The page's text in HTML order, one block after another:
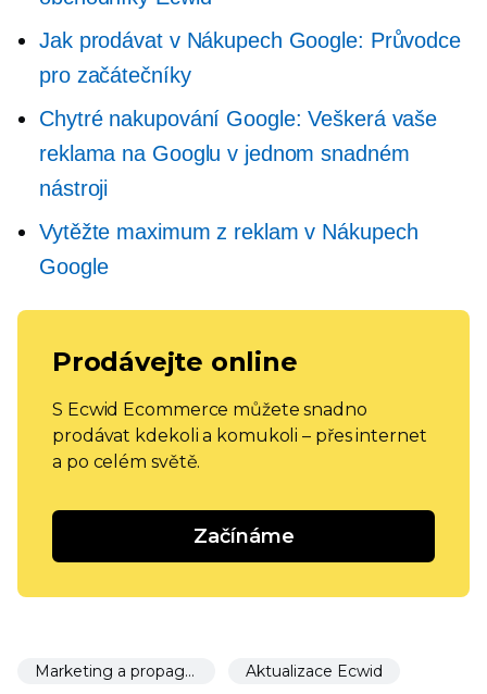
Jak prodávat v Nákupech Google: Průvodce
pro začátečníky
Chytré nakupování Google: Veškerá vaše
reklama na Googlu v jednom snadném
nástroji
Vytěžte maximum z reklam v Nákupech
Google
Prodávejte online
S Ecwid Ecommerce můžete snadno
prodávat kdekoli a komukoli – přes internet
a po celém světě.
Začínáme
Marketing a propagace Aktualizace Ecwid